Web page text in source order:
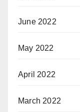
June 2022
May 2022
April 2022
March 2022